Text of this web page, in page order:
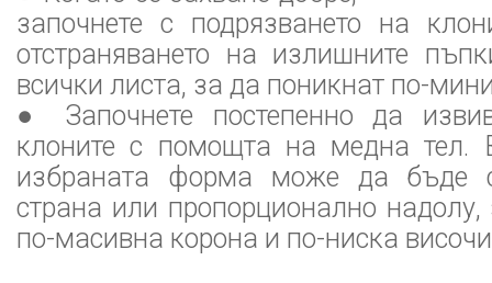
започнете с подрязването на
отстраняването на излишните
всички листа, за да поникнат по-
● Започнете постепенно да
клоните с помощта на медна тел.
избраната форма може да бъде
страна или пропорционално надолу,
по-масивна корона и по-ниска